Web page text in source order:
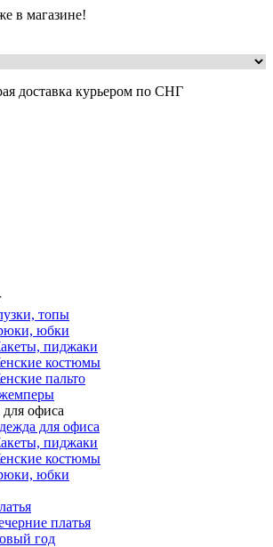
в магазине!
доставка курьером по СНГ
топы
юбки
пиджаки
костюмы
пальто
офиса
для офиса
пиджаки
костюмы
юбки
платья
год